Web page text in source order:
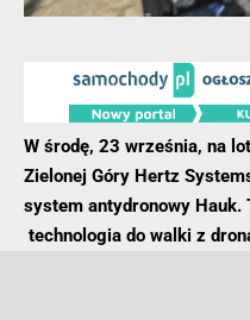
W środę, 23 września, na
Zielonej Góry Hertz
system antydronowy Hauk.
technologia do walki z